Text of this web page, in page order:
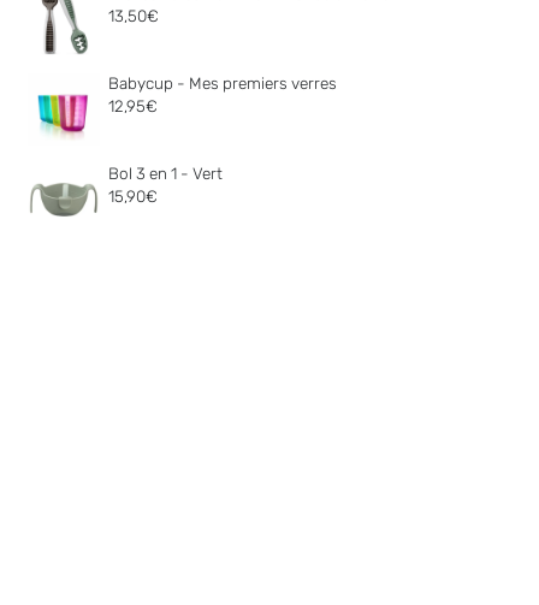
13,50€
Babycup - Mes premiers verres
12,95€
Bol 3 en 1 - Vert
15,90€